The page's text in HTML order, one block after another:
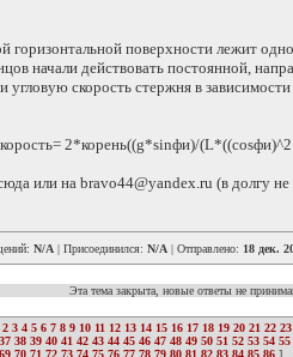
горизонтальной поверхности лежит
начали действовать постоянной,
угловую скорость стержня в
2*корень((g*sinфи)/
или на bravo44@yandex.ru (в долгу не
N/A | Присоединился: N/A | Отправлено: 18 дек.
Эта тема закрыта, новые ответы не
2 3 4 5 6 7 8 9 10 11 12 13 14 15 16 17 18 19 20 21 22 23
37 38 39 40 41 42 43 44 45 46 47 48 49 50 51 52 53 54 55
69 70 71 72 73 74 75 76 77 78 79 80 81 82 83 84 85 86 ]